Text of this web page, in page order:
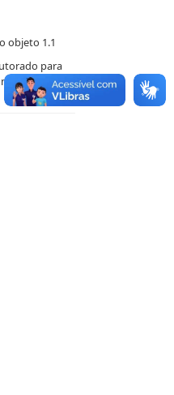
objeto 1.1
para
no máximo,